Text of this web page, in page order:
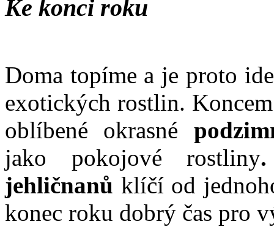
Ke konci roku
Doma topíme a je proto
exotických rostlin.
oblíbené okrasné
jako pokojové rostliny
jehličnanů klíčí od
konec roku dobrý čas pro